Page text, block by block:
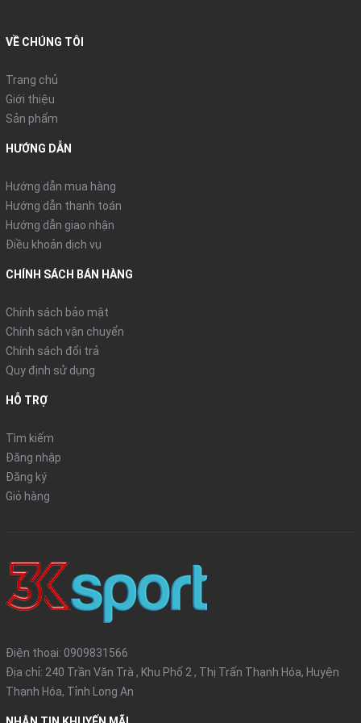
VỀ CHÚNG TÔI
Trang chủ
Giới thiệu
Sản phẩm
HƯỚNG DẪN
Hướng dẫn mua hàng
Hướng dẫn thanh toán
Hướng dẫn giao nhận
Điều khoản dịch vụ
CHÍNH SÁCH BÁN HÀNG
Chính sách bảo mật
Chính sách vận chuyển
Chính sách đổi trả
Quy định sử dụng
HỖ TRỢ
Tìm kiếm
Đăng nhập
Đăng ký
Giỏ hàng
Điện thoại: 0909831566
Địa chỉ: 240 Trần Văn Trà , Khu Phố 2 , Thị Trấn Thạnh Hóa, Huyện
Thạnh Hóa, Tỉnh Long An